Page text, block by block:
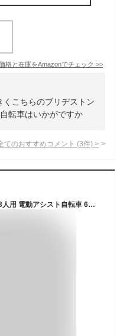
格と在庫をAmazonでチェック >>
こちらのブリヂストン
転車はいかがですか
てのおすすめコメント (3件) >
【送料無料】ヤマハ Pas Kiss mini un 3人用 電動アシスト自転車 6ヶ月レンタル YAMAHA 自転車 ママチャリ 電動自転車 電動アシスト自転車 レンタル 貸し 電動 電動アシスト 20インチ 変速 コンパクト 子供乗せ 子供乗せ自転車 3人乗り 三人乗り 家族 パス